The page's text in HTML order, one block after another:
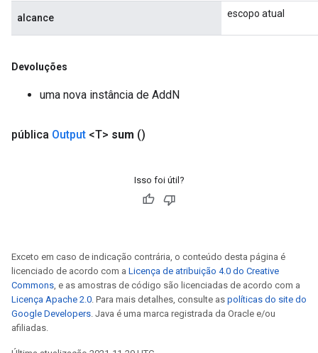
alcance escopo atual
Devoluções
uma nova instância de AddN
pública Output <T> sum ()
Isso foi útil?
Exceto em caso de indicação contrária, o conteúdo desta página é
licenciado de acordo com a Licença de atribuição 4.0 do Creative
Commons, e as amostras de código são licenciadas de acordo com a
Licença Apache 2.0. Para mais detalhes, consulte as políticas do site do
Google Developers. Java é uma marca registrada da Oracle e/ou
afiliadas.